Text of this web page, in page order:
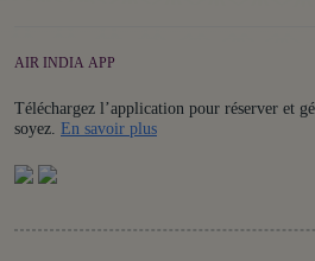
AIR INDIA APP
Téléchargez l’application pour réserver et
soyez. En savoir plusDetails